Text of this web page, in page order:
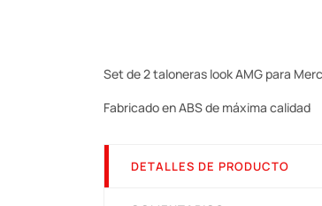
Set de 2 taloneras look AMG para
Fabricado en ABS de máxima calidad
DETALLES DE PRODUCTO